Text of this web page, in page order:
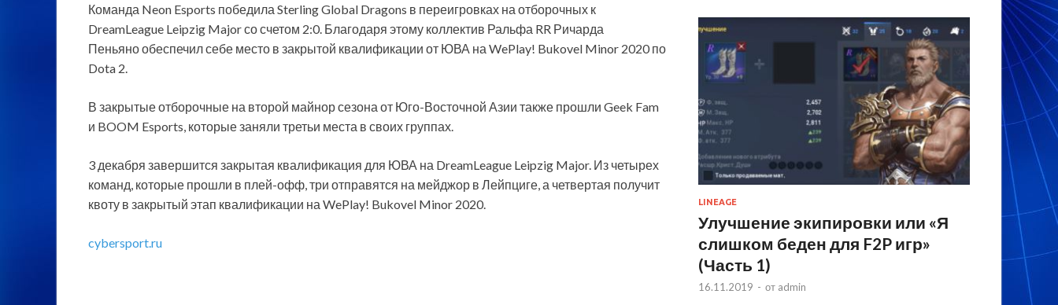
Команда Neon Esports победила Sterling Global Dragons в переигровках на отборочных к
DreamLeague Leipzig Major со счетом 2:0. Благодаря этому коллектив Ральфа RR Ричарда
Пеньяно обеспечил себе место в закрытой квалификации от ЮВА на WePlay! Bukovel Minor 2020 по
Dota 2.
В закрытые отборочные на второй майнор сезона от Юго-Восточной Азии также прошли Geek Fam
и BOOM Esports, которые заняли третьи места в своих группах.
3 декабря завершится закрытая квалификация для ЮВА на DreamLeague Leipzig Major. Из четырех
команд, которые прошли в плей-офф, три отправятся на мейджор в Лейпциге, а четвертая получит
квоту в закрытый этап квалификации на WePlay! Bukovel Minor 2020.
cybersport.ru
LINEAGE
Улучшение экипировки или «Я
слишком беден для F2P игр»
(Часть 1)
16.11.2019 - от admin